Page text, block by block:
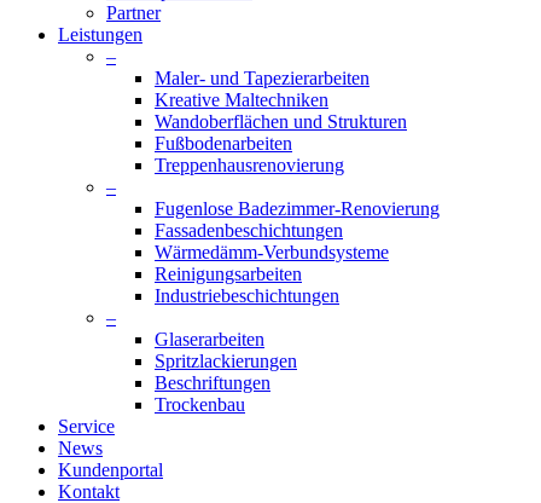
Partner
Leistungen
–
Maler- und Tapezierarbeiten
Kreative Maltechniken
Wandoberflächen und Strukturen
Fußbodenarbeiten
Treppenhausrenovierung
–
Fugenlose Badezimmer-Renovierung
Fassadenbeschichtungen
Wärmedämm-Verbundsysteme
Reinigungsarbeiten
Industriebeschichtungen
–
Glaserarbeiten
Spritzlackierungen
Beschriftungen
Trockenbau
Service
News
Kundenportal
Kontakt